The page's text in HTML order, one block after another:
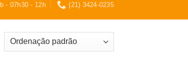
- 07h30 - 12h (21) 3424-0235